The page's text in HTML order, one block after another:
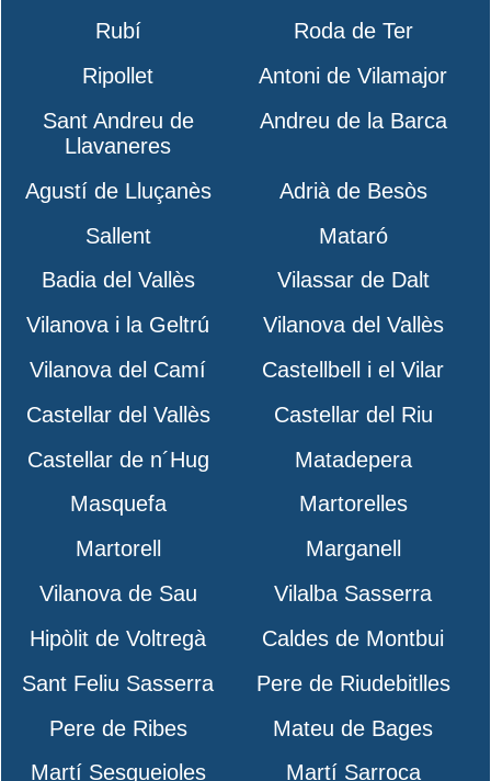
Rubí
Roda de Ter
Ripollet
Antoni de Vilamajor
Sant Andreu de
Llavaneres
Andreu de la Barca
Agustí de Lluçanès
Adrià de Besòs
Sallent
Mataró
Badia del Vallès
Vilassar de Dalt
Vilanova i la Geltrú
Vilanova del Vallès
Vilanova del Camí
Castellbell i el Vilar
Castellar del Vallès
Castellar del Riu
Castellar de n´Hug
Matadepera
Masquefa
Martorelles
Martorell
Marganell
Vilanova de Sau
Vilalba Sasserra
Hipòlit de Voltregà
Caldes de Montbui
Sant Feliu Sasserra
Pere de Riudebitlles
Pere de Ribes
Mateu de Bages
Martí Sesgueioles
Martí Sarroca